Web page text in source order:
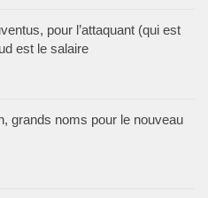
pour l’attaquant (qui est
est le salaire
grands noms pour le nouveau